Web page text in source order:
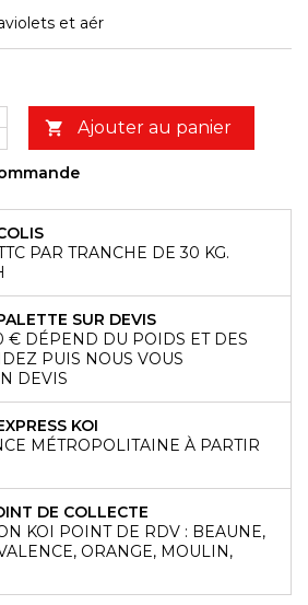
et aér
 Ajouter au panier
PAR TRANCHE DE 30 KG.
SUR DEVIS
€ DÉPEND DU POIDS ET DES
PUIS NOUS VOUS
DEVIS
KOI
MÉTROPOLITAINE À PARTIR
DE COLLECTE
KOI POINT DE RDV : BEAUNE,
ORANGE, MOULIN,